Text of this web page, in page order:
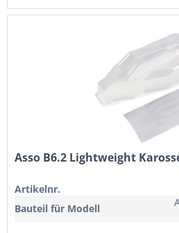
Asso B6.2 Lightweight
Artikelnr.
Bauteil für Modell